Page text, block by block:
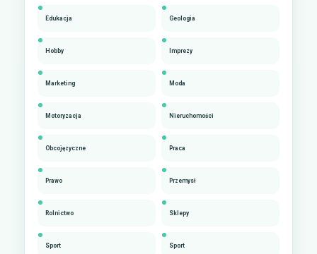
Edukacja Geologia
Hobby Imprezy
Marketing Moda
Motoryzacja Nieruchomości
Obcojęzyczne Praca
Prawo Przemysł
Rolnictwo Sklepy
Sport Sport